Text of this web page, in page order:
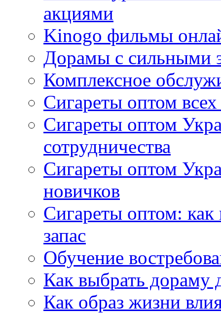
акциями
Kinogo фильмы
Дорамы с сильными
Комплексное
Сигареты оптом
Сигареты оптом
сотрудничества
Сигареты оптом
новичков
Сигареты оптом:
запас
Обучение
Как выбрать дораму
Как образ жизни